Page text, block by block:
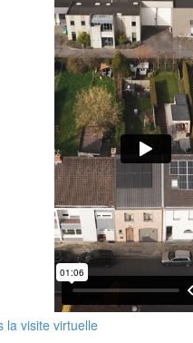
la visite virtuelle